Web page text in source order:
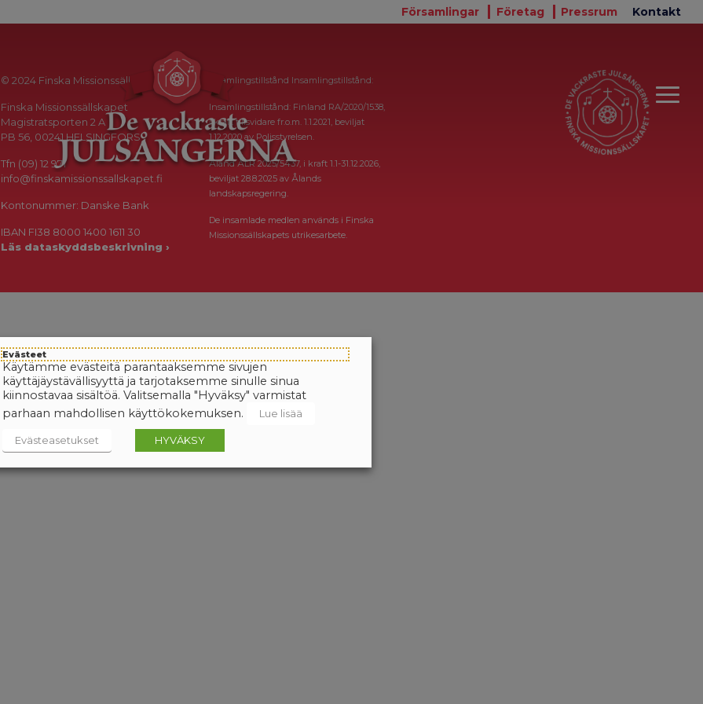
Församlingar Företag Pressrum Kontakt
© 2024 Finska Missionssällskapet
Finska Missionssällskapet
Magistratsporten 2 A
PB 56, 00241 HELSINGFORS
Tfn (09) 12 971
info@finskamissionssallskapet.fi
Kontonummer: Danske Bank
IBAN FI38 8000 1400 1611 30
Läs dataskyddsbeskrivning ›
Insamlingstillstånd Insamlingstillstånd:
Insamlingstillstånd: Finland RA/2020/1538,
i kraft tillsvidare fr.o.m. 1.1.2021, beviljat
1.12.2020 av Polisstyrelsen.
Åland ÅLR 2025/5437, i kraft 1.1-31.12.2026,
beviljat 28.8.2025 av Ålands
landskapsregering.
De insamlade medlen används i Finska
Missionssällskapets utrikesarbete.
Evästeet
Käytämme evästeitä parantaaksemme sivujen
käyttäjäystävällisyyttä ja tarjotaksemme sinulle sinua
kiinnostavaa sisältöä. Valitsemalla "Hyväksy" varmistat
parhaan mahdollisen käyttökokemuksen.
Lue lisää
Evästeasetukset HYVÄKSY